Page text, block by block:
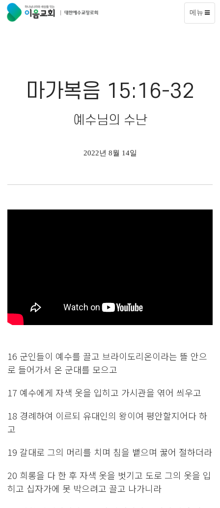
메뉴
마가복음 15:16-32
예수님의 수난
2022년 8월 14일
16 군인들이 예수를 끌고 브라이도리온이라는 뜰 안으
로 들어가서 온 군대를 모으고
17 예수에게 자색 옷을 입히고 가시관을 엮어 씌우고
18 경례하여 이르되 유대인의 왕이여 평안할지어다 하
고
19 갈대로 그의 머리를 치며 침을 뱉으며 꿇어 절하더라
20 희롱을 다 한 후 자색 옷을 벗기고 도로 그의 옷을 입
히고 십자가에 못 박으려고 끌고 나가니라